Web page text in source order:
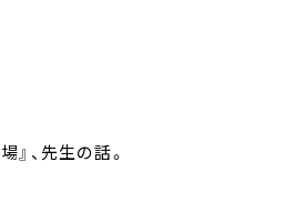
、先生の話。